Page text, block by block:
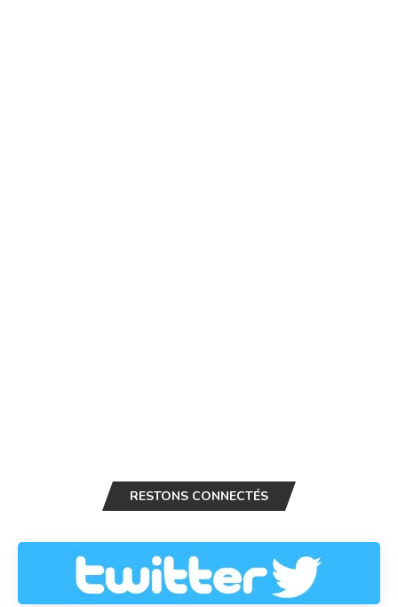
RESTONS CONNECTÉS